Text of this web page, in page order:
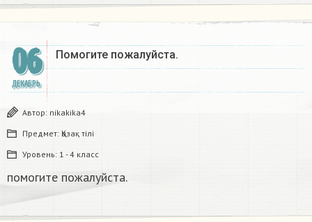
06
ДЕКАБРЬ
Помогите пожалуйста.
Автор: nikakika4
Предмет: Қазақ тiлi
Уровень: 1 - 4 класс
помогите пожалуйста.